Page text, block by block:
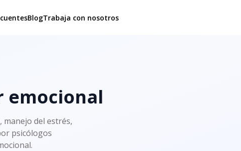
BlogTrabaja con nosotros
emocional
manejo del estrés,
psicólogos